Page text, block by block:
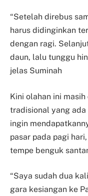
“Setelah direbus
harus didinginkan
dengan ragi.
daun, lalu tunggu
jelas Suminah
Kini olahan ini
tradisional yang ada
ingin
pasar pada pagi
tempe benguk
“Saya sudah dua
gara kesiangan ke